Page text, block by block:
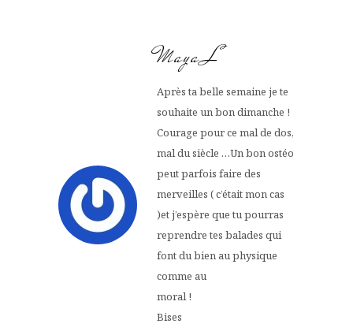
Maya L
Après ta belle semaine je te
souhaite un bon dimanche !
Courage pour ce mal de dos,
mal du siècle …Un bon ostéo
peut parfois faire des
merveilles ( c’était mon cas
)et j’espère que tu pourras
reprendre tes balades qui
font du bien au physique
comme au
moral !
Bises